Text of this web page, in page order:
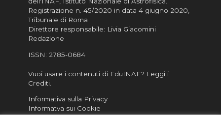
Registrazione n. 45/2020 in data 4 giugno 2020,
Tribunale di Roma
Direttore responsabile: Livia Giacomini
Redazione
ISSN: 2785-0684
Vuoi usare i contenuti di EduINAF? Leggi i
Crediti.
Informativa sulla Privacy
Informatva sui Cookie